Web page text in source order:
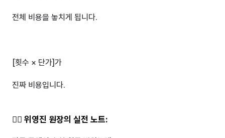
전체 비용을 놓치게 됩니다.
[횟수 × 단가]가
진짜 비용입니다.
👨‍⚕️ 위영진 원장의 실전 노트: